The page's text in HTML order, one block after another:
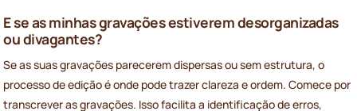
E se as minhas gravações estiverem desorganizadas
ou divagantes?
Se as suas gravações parecerem dispersas ou sem estrutura, o
processo de edição é onde pode trazer clareza e ordem. Comece por
transcrever as gravações. Isso facilita a identificação de erros,